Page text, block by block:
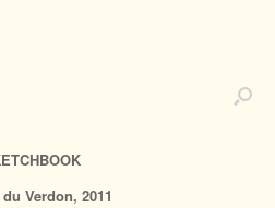
Verdon, 2011